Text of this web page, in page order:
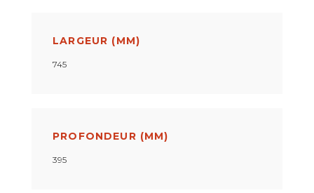
LARGEUR (MM)
745
PROFONDEUR (MM)
395